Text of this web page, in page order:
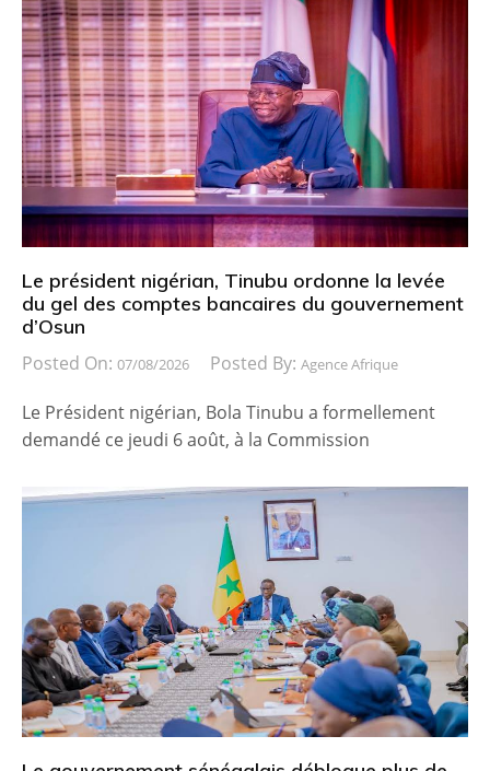
Le président nigérian, Tinubu ordonne la levée
du gel des comptes bancaires du gouvernement
d’Osun
Posted On: 07/08/2026 Posted By: Agence Afrique
Le Président nigérian, Bola Tinubu a formellement
demandé ce jeudi 6 août, à la Commission